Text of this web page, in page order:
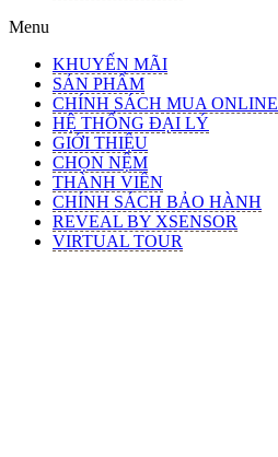
Menu
KHUYẾN MÃI
SẢN PHẨM
CHÍNH SÁCH MUA ONLINE
HỆ THỐNG ĐẠI LÝ
GIỚI THIỆU
CHỌN NỆM
THÀNH VIÊN
CHÍNH SÁCH BẢO HÀNH
REVEAL BY XSENSOR
VIRTUAL TOUR